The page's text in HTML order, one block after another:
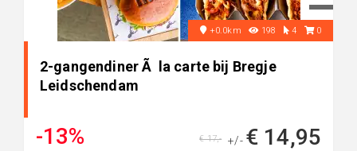
+0.0km 198 4 0
2-gangendiner Ã la carte bij Bregje
Leidschendam
-13% +/- € 14,95
€ 17,-